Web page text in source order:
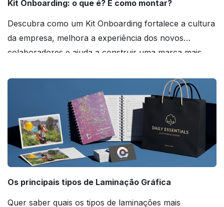
Kit Onboarding: o que é? E como montar?
Descubra como um Kit Onboarding fortalece a cultura
da empresa, melhora a experiência dos novos
colaboradores e ajuda a construir uma marca mais
Os principais tipos de Laminação Gráfica
Quer saber quais os tipos de laminações mais